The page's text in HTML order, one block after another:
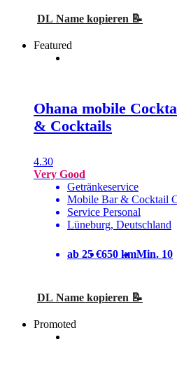
DL Name kopieren 📝
Featured
Ohana mobile
& Cocktails
4.30
Very Good
Getränkeservice
Mobile Bar & Cocktail
Service Personal
Lüneburg, Deutschland
ab 25 €650 kmMin. 10
DL Name kopieren 📝
Promoted